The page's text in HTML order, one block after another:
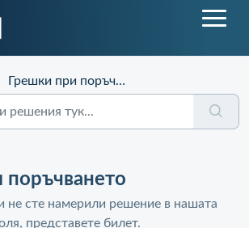
Грешки при поръчването
поръчването
не сте намерили решение в нашата
представете билет.